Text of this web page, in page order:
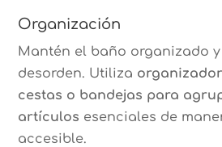
Organización
Mantén el baño organizado
desorden. Utiliza
cestas o bandejas para
artículos esenciales de
accesible.